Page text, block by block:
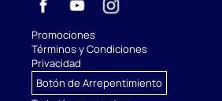
Promociones
Términos y Condiciones
Privacidad
Botón de Arrepentimiento